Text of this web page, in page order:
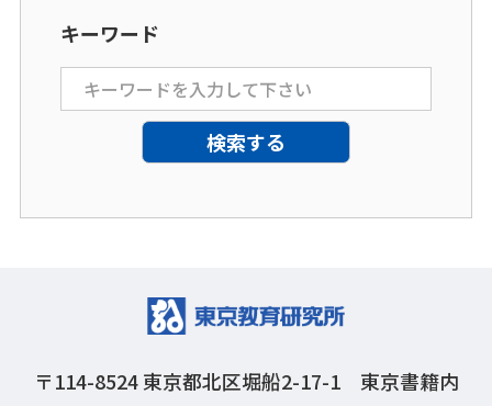
キーワード
〒114-8524東京都北区堀船2-17-1 東京書籍内